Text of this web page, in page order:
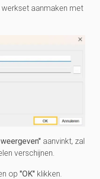
aanmaken met
aanvinkt, zal
verschijnen.
op "OK" klikken.